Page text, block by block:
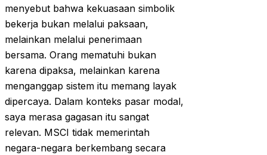
menyebut bahwa kekuasaan simbolik
bekerja bukan melalui paksaan,
melainkan melalui penerimaan
bersama. Orang mematuhi bukan
karena dipaksa, melainkan karena
menganggap sistem itu memang layak
dipercaya. Dalam konteks pasar modal,
saya merasa gagasan itu sangat
relevan. MSCI tidak memerintah
negara-negara berkembang secara